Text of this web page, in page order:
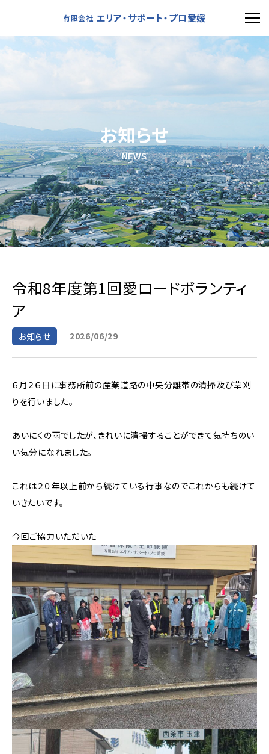
有限会社 エリア・サポート・プロ愛媛
お知らせ
令和8年度第1回愛ロードボランティ
ア
お知らせ 2026/06/29
６月２６日に事務所前の産業道路の中央分離帯の清掃及び草刈
りを行いました。
あいにくの雨でしたが、きれいに清掃することができて気持ちのい
い気分になれました。
これは２０年以上前から続けている行事なのでこれからも続けて
いきたいです。
今回ご協力いただいた